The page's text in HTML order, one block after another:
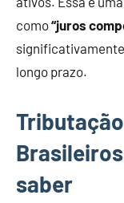
como“juros
longo prazo.
saber